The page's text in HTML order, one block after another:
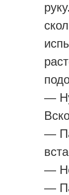
—
—
—
—